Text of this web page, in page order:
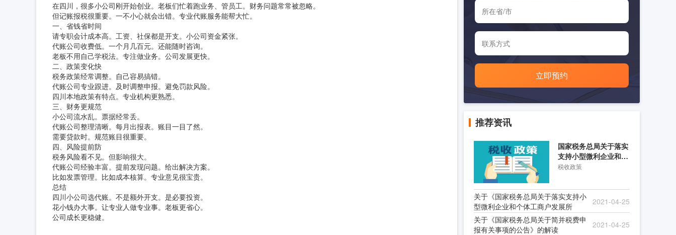
在四川，很多小公司刚开始创业。老板们忙着跑业务、管员工。财务问题常常被忽略。
但记账报税很重要。一不小心就会出错。专业代账服务能帮大忙。
一、省钱省时间
请专职会计成本高。工资、社保都是开支。小公司资金紧张。
代账公司收费低。一个月几百元。还能随时咨询。
老板不用自己学税法。专注做业务。公司发展更快。
二、政策变化快
税务政策经常调整。自己容易搞错。
代账公司专业跟进。及时调整申报。避免罚款风险。
四川本地政策有特点。专业机构更熟悉。
三、财务更规范
小公司流水乱。票据经常丢。
代账公司整理清晰。每月出报表。账目一目了然。
需要贷款时。规范账目很重要。
四、风险提前防
税务风险看不见。但影响很大。
代账公司经验丰富。提前发现问题。给出解决方案。
比如发票管理。比如成本核算。专业意见很宝贵。
总结
四川小公司选代账。不是额外开支。是必要投资。
花小钱办大事。让专业人做专业事。老板更省心。
公司成长更稳健。
立即预约
推荐资讯
国家税务总局关于落实
支持小型微利企业和个
体工商户发展所得税优
税收政策
关于《国家税务总局关于落实支持小
型微利企业和个体工商户发展所
2021-04-25
关于《国家税务总局关于简并税费申
报有关事项的公告》的解读
2021-04-25